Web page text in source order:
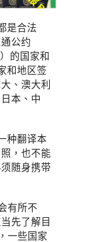
是合法
公约
的国家和
和地区签
、澳大利
本、中
种翻译本
，也不能
随身携带
有所不
先了解目
一些国家